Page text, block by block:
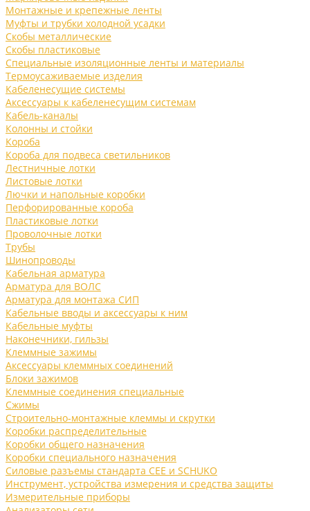
Монтажные и крепежные ленты
Муфты и трубки холодной усадки
Скобы металлические
Скобы пластиковые
Специальные изоляционные ленты и материалы
Термоусаживаемые изделия
Кабеленесущие системы
Аксессуары к кабеленесущим системам
Кабель-каналы
Колонны и стойки
Короба
Короба для подвеса светильников
Лестничные лотки
Листовые лотки
Лючки и напольные коробки
Перфорированные короба
Пластиковые лотки
Проволочные лотки
Трубы
Шинопроводы
Кабельная арматура
Арматура для ВОЛС
Арматура для монтажа СИП
Кабельные вводы и аксессуары к ним
Кабельные муфты
Наконечники, гильзы
Клеммные зажимы
Аксессуары клеммных соединений
Блоки зажимов
Клеммные соединения специальные
Сжимы
Строительно-монтажные клеммы и скрутки
Коробки распределительные
Коробки общего назначения
Коробки специального назначения
Силовые разъемы стандарта CEE и SCHUKO
Инструмент, устройства измерения и средства защиты
Измерительные приборы